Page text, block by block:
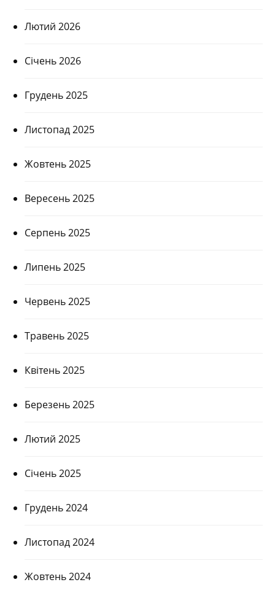
Лютий 2026
Січень 2026
Грудень 2025
Листопад 2025
Жовтень 2025
Вересень 2025
Серпень 2025
Липень 2025
Червень 2025
Травень 2025
Квітень 2025
Березень 2025
Лютий 2025
Січень 2025
Грудень 2024
Листопад 2024
Жовтень 2024